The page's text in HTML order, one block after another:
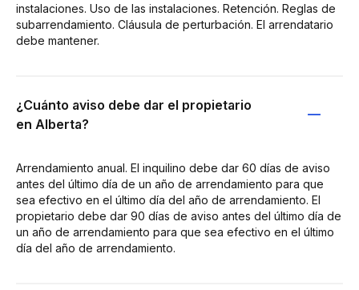
instalaciones. Uso de las instalaciones. Retención. Reglas de
subarrendamiento. Cláusula de perturbación. El arrendatario
debe mantener.
¿Cuánto aviso debe dar el propietario
en Alberta?
Arrendamiento anual. El inquilino debe dar 60 días de aviso
antes del último día de un año de arrendamiento para que
sea efectivo en el último día del año de arrendamiento. El
propietario debe dar 90 días de aviso antes del último día de
un año de arrendamiento para que sea efectivo en el último
día del año de arrendamiento.